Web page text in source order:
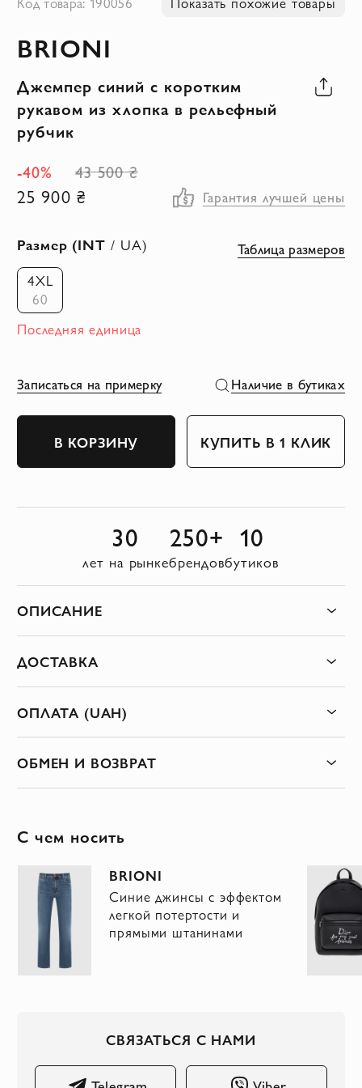
началу
изображений
BRIONI
Джемпер синий с коротким
рукавом из хлопка в рельефный
рубчик
-40%
43 500 ₴
25 900 ₴ Гарантия лучшей цены
Размер (INT / UA)
4XL
60
Последняя единица
Таблица размеров
Записаться на примерку Наличие в бутиках
В КОРЗИНУ КУПИТЬ В 1 КЛИК
30
лет на рынке
250+
брендов
10
бутиков
ОПИСАНИЕ
ДОСТАВКА
ОПЛАТА (UAH)
ОБМЕН И ВОЗВРАТ
С чем носить
BRIONI
Синие джинсы с эффектом
легкой потертости и
прямыми штанинами
СВЯЗАТЬСЯ С НАМИ